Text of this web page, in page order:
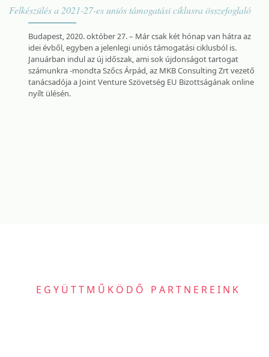
Felkészülés a 2021-27-es uniós támogatási ciklusra összefoglaló
Budapest, 2020. október 27. – Már csak két hónap van hátra az
idei évből, egyben a jelenlegi uniós támogatási ciklusból is.
Januárban indul az új időszak, ami sok újdonságot tartogat
számunkra -mondta Szőcs Árpád, az MKB Consulting Zrt vezető
tanácsadója a Joint Venture Szövetség EU Bizottságának online
nyílt ülésén.
EGYÜTTMŰKÖDŐ PARTNEREINK